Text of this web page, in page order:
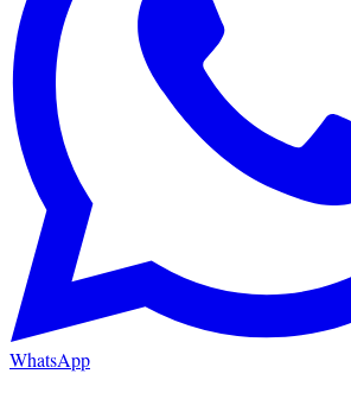
WhatsApp